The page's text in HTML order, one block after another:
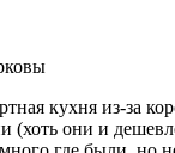
кухня из-за
(хоть они и